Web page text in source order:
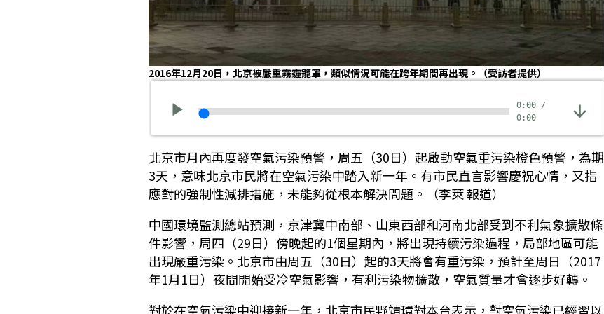
2016年12月20日，北京被嚴重霧霾籠罩，類似情況可能在跨年期間再出現。（受訪者提供）
0:00 /
0:00
北京市月內再度發空氣污染預警，周五（30日）起啟動空氣重污染橙色預警，為期
3天，意味北京市民將在空氣污染中踏入新一年。有市民直言影響慶祝心情，又指
應對的強制性減排措施，未能夠從根本解決問題。（李萊 報道）
中國環境監測總站預測，京津冀中南部、山東西部和河南北部受到不利氣象擴散條
件影響，周四（29日）傍晚起的1個星期內，將出現持續污染過程，局部地區可能
出現嚴重污染。北京市由周五（30日）起的3天將會有重污染，預計至周日（2017
年1月1日）夜間開始受冷空氣影響，有利污染物擴散，空氣質量才會逐步好轉。
對於在空氣污染中迎接新一年，北京市民野靖環對本台表示，對空氣污染已經習以